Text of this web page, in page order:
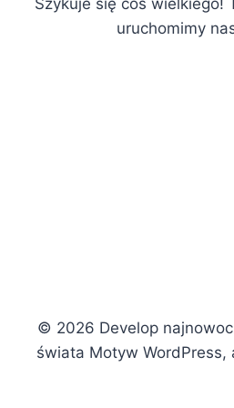
uruchomimy
© 2026 Develop
świata Motyw WordPress,